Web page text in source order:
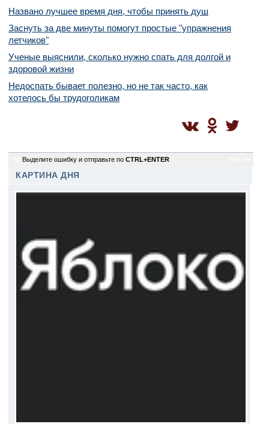
Названо лучшее время дня, чтобы принять душ
Заснуть за две минуты помогут простые "упражнения
летчиков"
Ученые выяснили, сколько нужно спать для долгой и
здоровой жизни
Недоспать бывает полезно, но не так часто, как
хотелось бы трудоголикам
Выделите ошибку и отправьте по CTRL+ENTER
КАРТИНА ДНЯ